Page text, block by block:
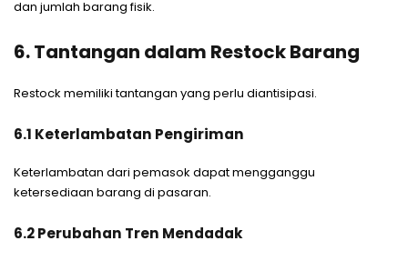
dan jumlah barang fisik.
6. Tantangan dalam Restock Barang
Restock memiliki tantangan yang perlu diantisipasi.
6.1 Keterlambatan Pengiriman
Keterlambatan dari pemasok dapat mengganggu
ketersediaan barang di pasaran.
6.2 Perubahan Tren Mendadak